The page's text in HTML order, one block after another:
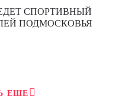
СПОРТИВНЫЙ
ПОДМОСКОВЬЯ
ЕЩЕ